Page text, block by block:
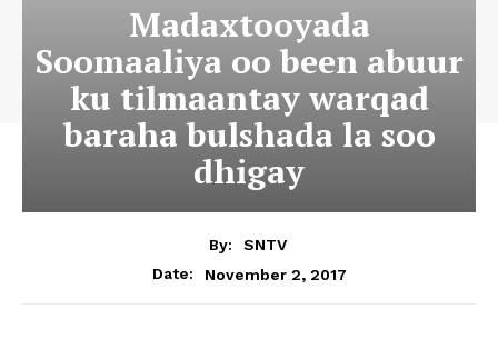
Madaxtooyada
Soomaaliya oo been abuur
ku tilmaantay warqad
baraha bulshada la soo
dhigay
By:
SNTV
Date:
November 2, 2017